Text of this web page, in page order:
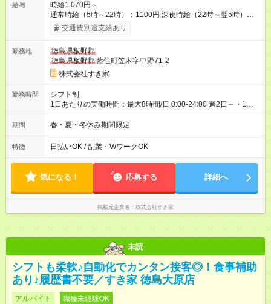
給与
時給1,070円～
通常時給（5時～22時）：1100円 深夜時給（22時～翌5時）：
1400円 高校生時給：1070円 【特別手当】早朝手当（5：00-9：
00）時給+150円 【試用期間】試用期間あり 試用期間の長さ：1
30日（※条件変更なし）ですが、切り上げで一ヶ月とさせてい
ただきます。 研修制度あり：15時間(研修中も同時給）
交通費別途支給あり
勤務地
徳島県板野郡
徳島県板野郡藍住町笠木字中野71-2
株式会社すき家
勤務時間
シフト制
1日あたりの実働時間：最大8時間/日 0:00-24:00 週2日～・1日
2h～OK ＜シフト例＞ 〇朝帯 5:00-9:00 〇昼帯 9:00-14:00 〇午
後帯 14:00-18:00 〇夜帯 18:00-22:00 〇深夜帯 22:00-翌5:00 基
ます♪
期間 春・夏・冬休み期間限定
特徴 日払いOK / 副業・WワークOK
気になる！ 応募する 詳細へ
掲載元企業名 株式会社すき家
未読
シフトも柔軟♪自動化でカンタン接客◎！食事補助
あり♪履歴書不要／すき家 徳島大原店
アルバイト 職種未経験OK